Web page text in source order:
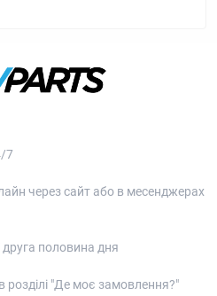
7
через сайт або в месенджерах
половина дня
розділі "Де моє замовлення?"